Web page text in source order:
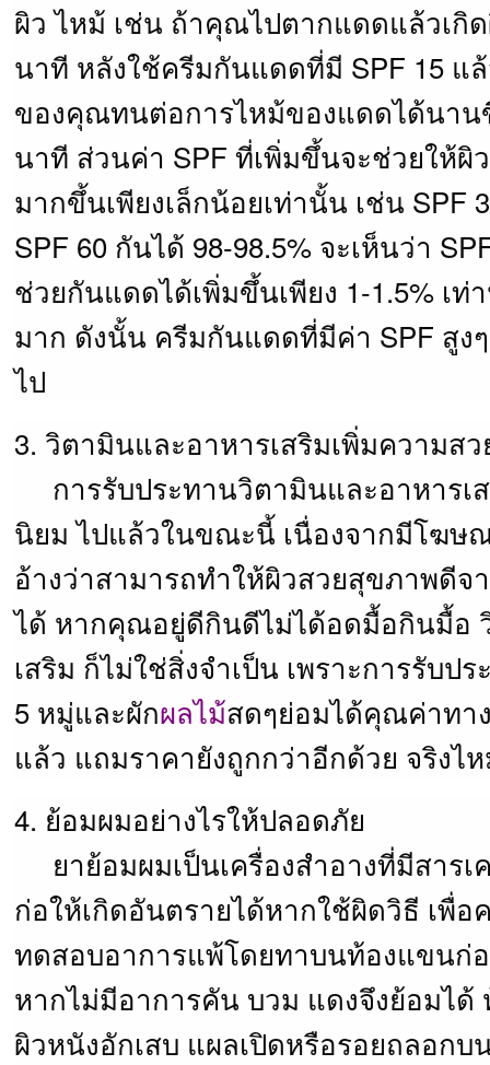
ผิว ไหม้ เช่น ถ้าคุณไปตากแดดแล้วเกิ
นาที หลังใช้ครีมกันแดดที่มี SPF 15 แ
ของคุณทนต่อการไหม้ของแดดได้นาน
นาที ส่วนค่า SPF ที่เพิ่มขึ้นจะช่วยให้ผิ
มากขึ้นเพียงเล็กน้อยเท่านั้น เช่น SPF
SPF 60 กันได้ 98-98.5% จะเห็นว่า
ช่วยกันแดดได้เพิ่มขึ้นเพียง 1-1.5% เ
มาก ดังนั้น ครีมกันแดดที่มีค่า SPF สูง
ไป
3. วิตามินและอาหารเสริมเพิ่มความสว
การรับประทานวิตามินและอาหารเ
นิยม ไปแล้วในขณะนี้ เนื่องจากมีโฆษ
อ้างว่าสามารถทำให้ผิวสวยสุขภาพดี
ได้ หากคุณอยู่ดีกินดีไม่ได้อดมื้อกินมื้อ
เสริม ก็ไม่ใช่สิ่งจำเป็น เพราะการรับป
5 หมู่และผักผลไม้สดๆย่อมได้คุณค่าทา
แล้ว แถมราคายังถูกกว่าอีกด้วย จริงไ
4. ย้อมผมอย่างไรให้ปลอดภัย
ยาย้อมผมเป็นเครื่องสำอางที่มีสาร
ก่อให้เกิดอันตรายได้หากใช้ผิดวิธี เพื่
ทดสอบอาการแพ้โดยทาบนท้องแขนก่
หากไม่มีอาการคัน บวม แดงจึงย้อมได้
ผิวหนังอักเสบ แผลเปิดหรือรอยถลอกบ